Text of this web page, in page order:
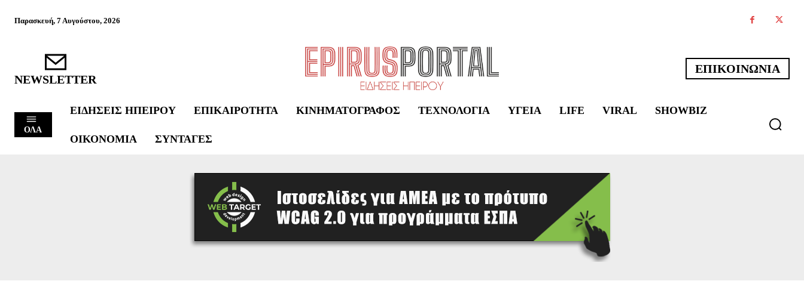
Παρασκευή, 7 Αυγούστου, 2026
NEWSLETTER
ΕΠΙΚΟΙΝΩΝΙΑ
ΟΛΑ
ΕΙΔΉΣΕΙΣ ΗΠΕΊΡΟΥ ΕΠΙΚΑΙΡΌΤΗΤΑ ΚΙΝΗΜΑΤΟΓΡΆΦΟΣ ΤΕΧΝΟΛΟΓΊΑ ΥΓΕΊΑ LIFE VIRAL SHOWBIZ
ΟΙΚΟΝΟΜΊΑ ΣΥΝΤΑΓΈΣ